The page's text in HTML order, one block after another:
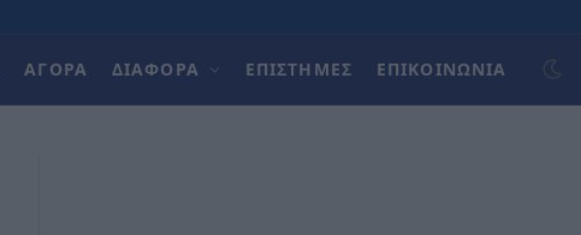
ΑΓΟΡΑ ΔΙΑΦΟΡΑ ΕΠΙΣΤΗΜΕΣ ΕΠΙΚΟΙΝΩΝΊΑ